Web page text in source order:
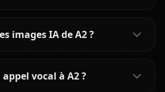
images IA de A2 ?
vocal à A2 ?